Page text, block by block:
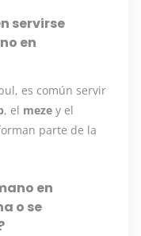
servirse
en
es común servir
, el meze y el
parte de la
en
o se